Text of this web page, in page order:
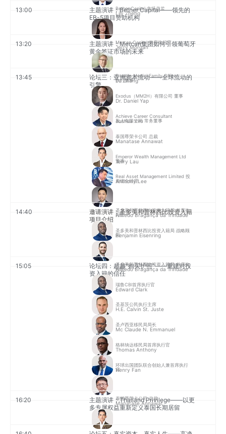
13:00
主题演讲：Bether Capital——领先的
EB-5项目赞助机构
Lily Zheng
Bether Capital 市场总监
13:20
主题演讲：Mercan集团如何引领葡萄牙
黄金签证市场的未来
Jerry Morgan
Mercan Capital 首席执行官
13:45
论坛三：亚洲资本流动——全球流动的
引擎
Lu Zhang
Franklin Medici Family Office
执行董事
Dr. Daniel Yap
Exodus（MM2H）有限公司 董事
Joshua Yim
Achieve Career Consultant
私人有限公司 常务董事
Manatase Annawat
泰国尊荣卡公司 总裁
Terry Lau
Emperor Wealth Management Ltd
董事
Anthony Lee
Real Asset Management Limited 投
资组合经理
14:40
邀请演讲：圣多美和普林西比投资入籍
项目介绍
Alfredo Bragança da Trindade
圣多美和普林西比投资入籍局 首席执
行官
Benjamin Eisenring
圣多美和普林西比投资入籍局 战略顾
问
15:05
论坛四：超越“购买护照”——重建对投
资入籍的信任
Alfredo Bragança da Trindade
圣多美和普林西比投资入籍局 首席执
行官
Edward Clark
瑙鲁CBI首席执行官
H.E. Calvin St. Juste
圣基茨公民执行主席
Mc Claude N. Emmanuel
圣卢西亚移民局局长
Thomas Anthony
格林纳达移民局首席执行官
Henry Fan
环球出国团队联合创始人兼首席执行
官
16:20
主题演讲：Thailand Privilege——以更
多专属权益重新定义泰国长期居留
Manatase Annawat
泰国尊荣卡公司 总裁